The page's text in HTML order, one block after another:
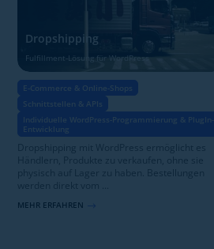
Dropshipping
Fulfillment-Lösung für WordPress
E-Commerce & Online-Shops
Schnittstellen & APIs
Individuelle WordPress-Programmierung & PlugIn-
Entwicklung
Dropshipping mit WordPress ermöglicht es
Händlern, Produkte zu verkaufen, ohne sie
physisch auf Lager zu haben. Bestellungen
werden direkt vom ...
MEHR ERFAHREN $